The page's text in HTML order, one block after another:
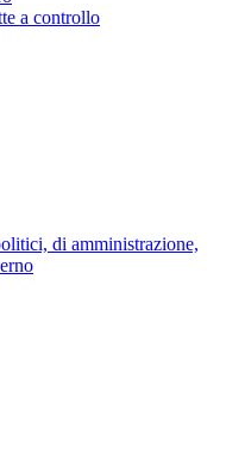
a controllo
di amministrazione,